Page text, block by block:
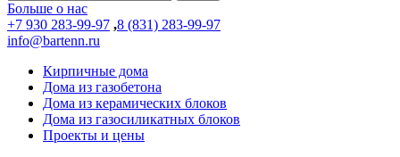
Больше о нас
+7 930 283-99-97 ,8 (831) 283-99-97
info@bartenn.ru
Кирпичные дома
Дома из газобетона
Дома из керамических блоков
Дома из газосиликатных блоков
Проекты и цены